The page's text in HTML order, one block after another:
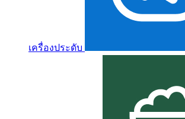
เครื่องประดับ